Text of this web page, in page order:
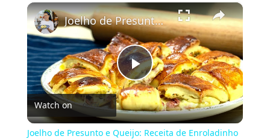
×
Play
Video
Joelho de Presunto e Queijo: Receita de Enroladinho Fofinho
Watch on
Joelho de Presunto e Queijo: Receita de Enroladinho